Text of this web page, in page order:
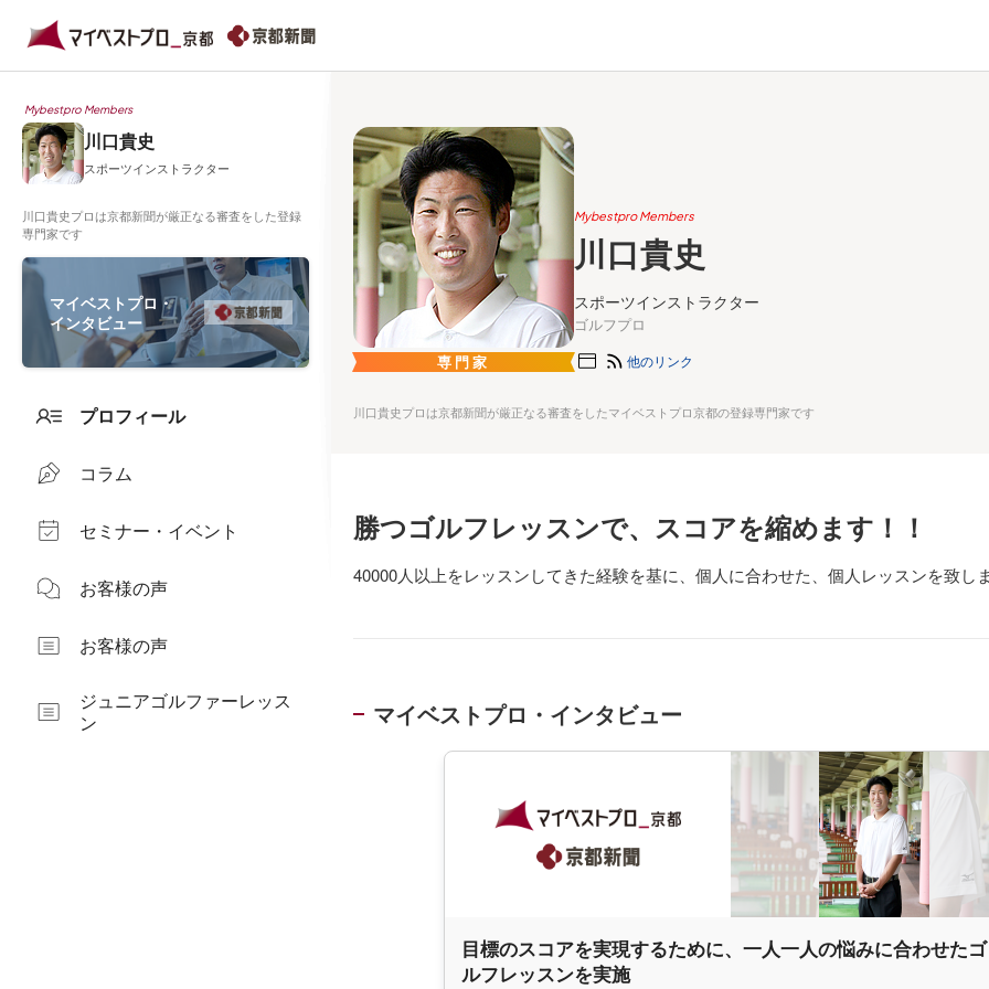
Mybestpro Members
川口貴史
スポーツインストラクター
川口貴史プロは京都新聞が厳正なる審査をした登録
専門家です
マイベストプロ・
インタビュー
プロフィール
コラム
セミナー・イベント
お客様の声
お客様の声
ジュニアゴルファーレッス
ン
専門家
Mybestpro Members
川口貴史
スポーツインストラクター
ゴルフプロ
他のリンク
川口貴史プロは京都新聞が厳正なる審査をしたマイベストプロ京都の登録専門家です
勝つゴルフレッスンで、スコアを縮めます！！
40000人以上をレッスンしてきた経験を基に、個人に合わせた、個人レッスンを致し
マイベストプロ・インタビュー
目標のスコアを実現するために、一人一人の悩みに合わせたゴ
ルフレッスンを実施